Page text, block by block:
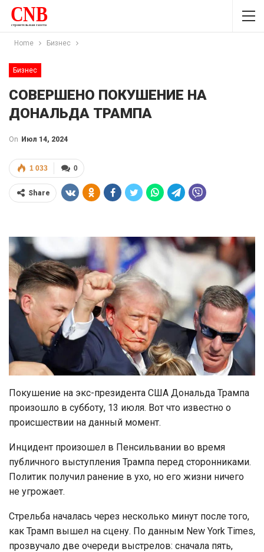
Home Бизнес
Бизнес
СОВЕРШЕНО ПОКУШЕНИЕ НА
ДОНАЛЬДА ТРАМПА
On Июл 14, 2024
0
1 033
Share
Покушение на экс-президента США Дональда Трампа
произошло в субботу, 13 июля. Вот что известно о
происшествии на данный момент.
Инцидент произошел в Пенсильвании во время
публичного выступления Трампа перед сторонниками.
Политик получил ранение в ухо, но его жизни ничего
не угрожает.
Стрельба началась через несколько минут после того,
как Трамп вышел на сцену. По данным New York Times,
прозвучало две очереди выстрелов: сначала пять,